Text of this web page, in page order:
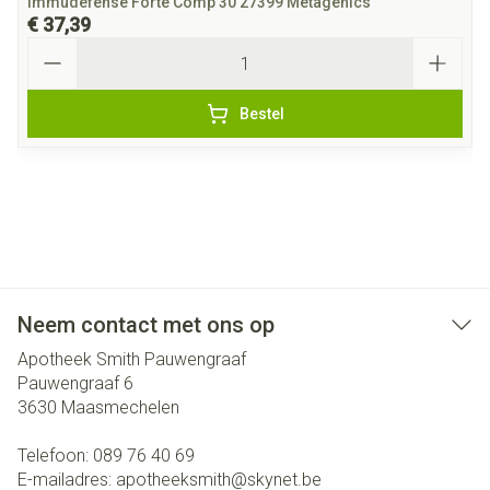
€ 37,39
Bestel
Neem contact met ons op
Apotheek Smith Pauwengraaf
Pauwengraaf 6
3630 Maasmechelen
Telefoon: 089 76 40 69
E-mailadres: apotheeksmith@skynet.be